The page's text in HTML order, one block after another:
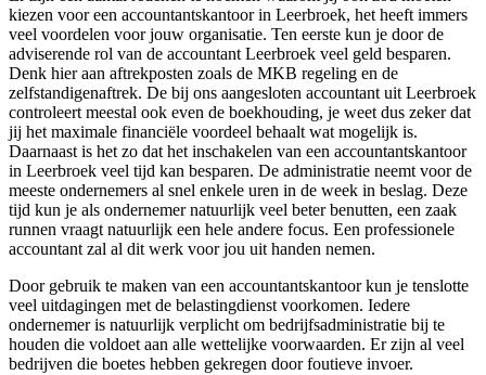
kiezen voor een accountantskantoor in Leerbroek, het heeft immers
veel voordelen voor jouw organisatie. Ten eerste kun je door de
adviserende rol van de accountant Leerbroek veel geld besparen.
Denk hier aan aftrekposten zoals de MKB regeling en de
zelfstandigenaftrek. De bij ons aangesloten accountant uit Leerbroek
controleert meestal ook even de boekhouding, je weet dus zeker dat
jij het maximale financiële voordeel behaalt wat mogelijk is.
Daarnaast is het zo dat het inschakelen van een accountantskantoor
in Leerbroek veel tijd kan besparen. De administratie neemt voor de
meeste ondernemers al snel enkele uren in de week in beslag. Deze
tijd kun je als ondernemer natuurlijk veel beter benutten, een zaak
runnen vraagt natuurlijk een hele andere focus. Een professionele
accountant zal al dit werk voor jou uit handen nemen.
Door gebruik te maken van een accountantskantoor kun je tenslotte
veel uitdagingen met de belastingdienst voorkomen. Iedere
ondernemer is natuurlijk verplicht om bedrijfsadministratie bij te
houden die voldoet aan alle wettelijke voorwaarden. Er zijn al veel
bedrijven die boetes hebben gekregen door foutieve invoer.